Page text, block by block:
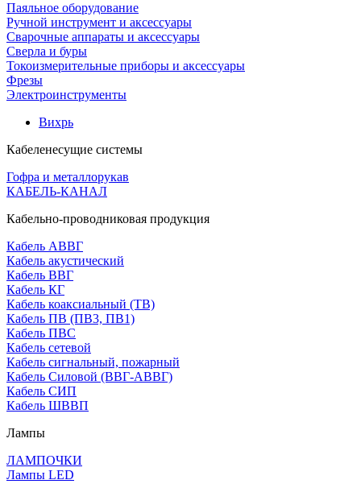
Паяльное оборудование
Ручной инструмент и аксессуары
Сварочные аппараты и аксессуары
Сверла и буры
Токоизмерительные приборы и аксессуары
Фрезы
Электроинструменты
Вихрь
Кабеленесущие системы
Гофра и металлорукав
КАБЕЛЬ-КАНАЛ
Кабельно-проводниковая продукция
Кабель АВВГ
Кабель акустический
Кабель ВВГ
Кабель КГ
Кабель коаксиальный (ТВ)
Кабель ПВ (ПВ3, ПВ1)
Кабель ПВС
Кабель сетевой
Кабель сигнальный, пожарный
Кабель Силовой (ВВГ-АВВГ)
Кабель СИП
Кабель ШВВП
Лампы
ЛАМПОЧКИ
Лампы LED